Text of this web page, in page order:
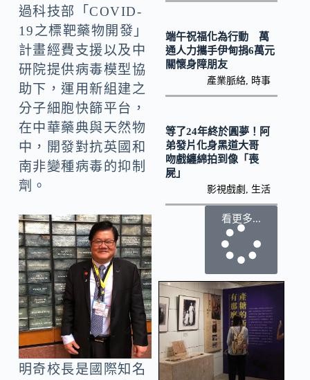
過科技部「COVID-
19之標靶藥物開發」
計畫經費支援以及中
研院提供病毒模型協
助下，運用新組建之
分子細胞快篩平台，
在中華藥典與天然物
中，開發對抗英國和
南非變種病毒的抑制
劑。
明奇校長是國際知名
端午祝福化為行動 萬
通人力攜手伊甸捐6萬元
關懷身障朋友
產業脈絡 時事
等了24年終於圓夢！阿
弟發片化身黑道大哥
吻戲纏綿拍到像「喪
屍」
影視戲劇 生活
看更多...